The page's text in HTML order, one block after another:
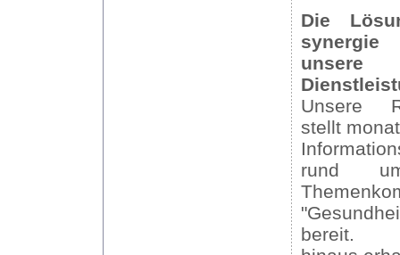
Die
unsere
Unsere
stellt
rund
bereit.